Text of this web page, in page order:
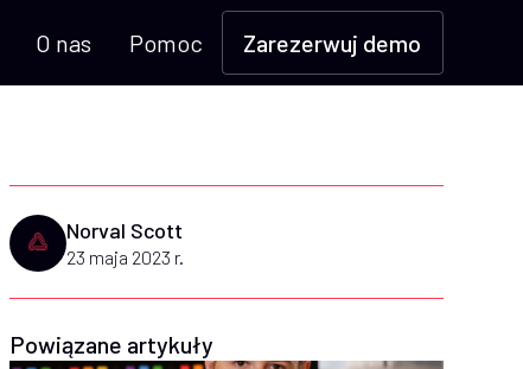
O nas Pomoc Zarezerwuj demo
Norval Scott
23 maja 2023 r.
Powiązane artykuły